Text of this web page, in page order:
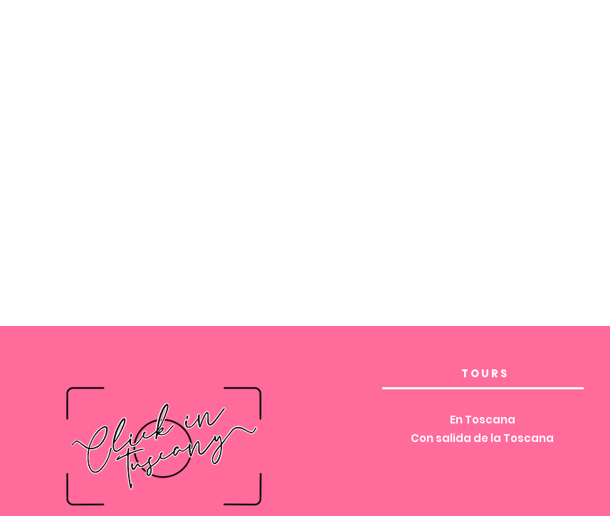
TOURS
En Toscana
Con salida de la Toscana